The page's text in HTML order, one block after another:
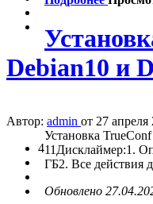
Debian10 и
Автор: admin от 27 апреля
4
Установка
11Дисклаймер:1.
ГБ2. Все действия
Обновлено